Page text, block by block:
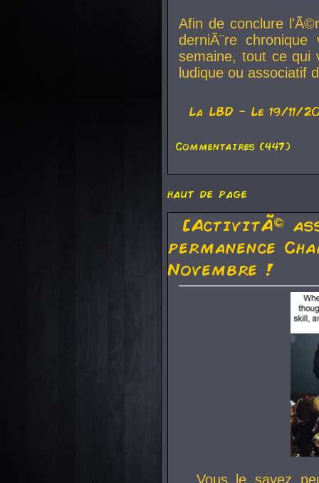
Afin de conclure
derniÃ¨re
semaine, tout ce qui
ludique ou associatif
La LBD - Le 19/11/
Commentaires (447)
haut de page
[ActivitÃ©
permanence
Novembre !
Vous le savez